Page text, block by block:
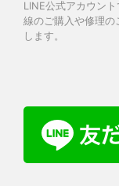
LINE公式アカウン
線のご購入や修理の
します。